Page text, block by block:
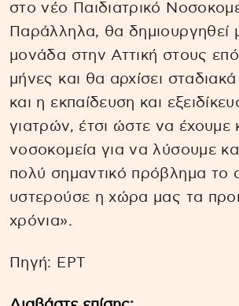
στο νέο Παιδιατρικό
Παράλληλα, θα δημιουργηθεί
μονάδα στην Αττική στους
μήνες και θα αρχίσει σταδιακά
και η εκπαίδευση και
γιατρών, έτσι ώστε να έχουμε
νοσοκομεία για να λύσουμε
πολύ σημαντικό πρόβλημα το
υστερούσε η χώρα μας τα
χρόνια».
Πηγή: EΡΤ